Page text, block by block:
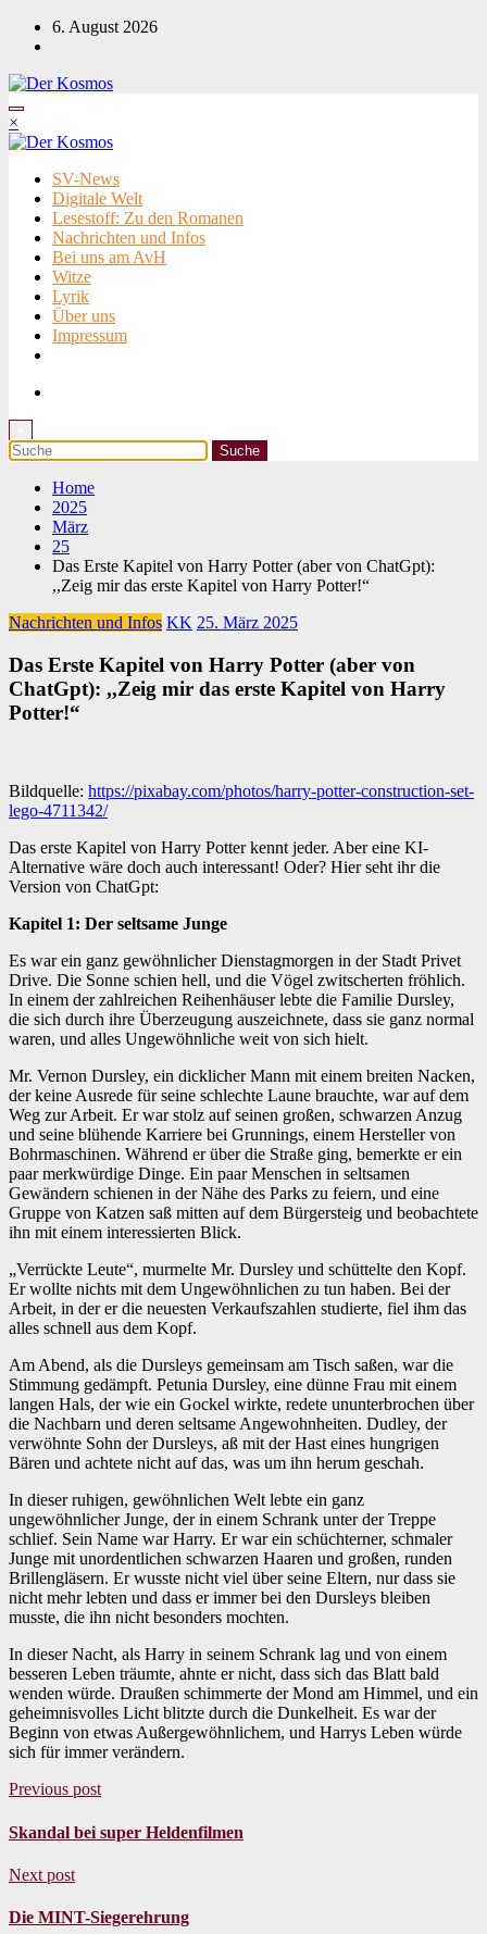
Zum
Inhalt
6. August 2026
×
SV-News
Digitale Welt
Lesestoff: Zu den Romanen
Nachrichten und Infos
Bei uns am AvH
Witze
Lyrik
Über uns
Impressum
Home
2025
März
25
Das Erste Kapitel von Harry Potter (aber von ChatGpt):
,,Zeig mir das erste Kapitel von Harry Potter!“
Nachrichten und Infos KK 25. März 2025
Das Erste Kapitel von Harry Potter (aber von
ChatGpt): ,,Zeig mir das erste Kapitel von Harry
Potter!“
Bildquelle: https://pixabay.com/photos/harry-potter-construction-set-
lego-4711342/
Das erste Kapitel von Harry Potter kennt jeder. Aber eine KI-
Alternative wäre doch auch interessant! Oder? Hier seht ihr die
Version von ChatGpt:
Kapitel 1: Der seltsame Junge
Es war ein ganz gewöhnlicher Dienstagmorgen in der Stadt Privet
Drive. Die Sonne schien hell, und die Vögel zwitscherten fröhlich.
In einem der zahlreichen Reihenhäuser lebte die Familie Dursley,
die sich durch ihre Überzeugung auszeichnete, dass sie ganz normal
waren, und alles Ungewöhnliche weit von sich hielt.
Mr. Vernon Dursley, ein dicklicher Mann mit einem breiten Nacken,
der keine Ausrede für seine schlechte Laune brauchte, war auf dem
Weg zur Arbeit. Er war stolz auf seinen großen, schwarzen Anzug
und seine blühende Karriere bei Grunnings, einem Hersteller von
Bohrmaschinen. Während er über die Straße ging, bemerkte er ein
paar merkwürdige Dinge. Ein paar Menschen in seltsamen
Gewändern schienen in der Nähe des Parks zu feiern, und eine
Gruppe von Katzen saß mitten auf dem Bürgersteig und beobachtete
ihn mit einem interessierten Blick.
„Verrückte Leute“, murmelte Mr. Dursley und schüttelte den Kopf.
Er wollte nichts mit dem Ungewöhnlichen zu tun haben. Bei der
Arbeit, in der er die neuesten Verkaufszahlen studierte, fiel ihm das
alles schnell aus dem Kopf.
Am Abend, als die Dursleys gemeinsam am Tisch saßen, war die
Stimmung gedämpft. Petunia Dursley, eine dünne Frau mit einem
langen Hals, der wie ein Gockel wirkte, redete ununterbrochen über
die Nachbarn und deren seltsame Angewohnheiten. Dudley, der
verwöhnte Sohn der Dursleys, aß mit der Hast eines hungrigen
Bären und achtete nicht auf das, was um ihn herum geschah.
In dieser ruhigen, gewöhnlichen Welt lebte ein ganz
ungewöhnlicher Junge, der in einem Schrank unter der Treppe
schlief. Sein Name war Harry. Er war ein schüchterner, schmaler
Junge mit unordentlichen schwarzen Haaren und großen, runden
Brillengläsern. Er wusste nicht viel über seine Eltern, nur dass sie
nicht mehr lebten und dass er immer bei den Dursleys bleiben
musste, die ihn nicht besonders mochten.
In dieser Nacht, als Harry in seinem Schrank lag und von einem
besseren Leben träumte, ahnte er nicht, dass sich das Blatt bald
wenden würde. Draußen schimmerte der Mond am Himmel, und ein
geheimnisvolles Licht blitzte durch die Dunkelheit. Es war der
Beginn von etwas Außergewöhnlichem, und Harrys Leben würde
sich für immer verändern.
Previous post
Skandal bei super Heldenfilmen
Next post
Die MINT-Siegerehrung